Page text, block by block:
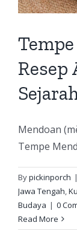
Mendoan
Tempe
Bypickinporch |
Jawa Tengah,
Budaya | 0
Read More